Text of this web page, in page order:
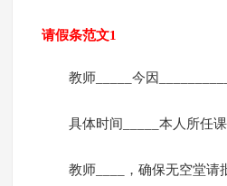
请假条范文1
教师_____今因
具体时间_____本人所任
教师____，确保无空堂请